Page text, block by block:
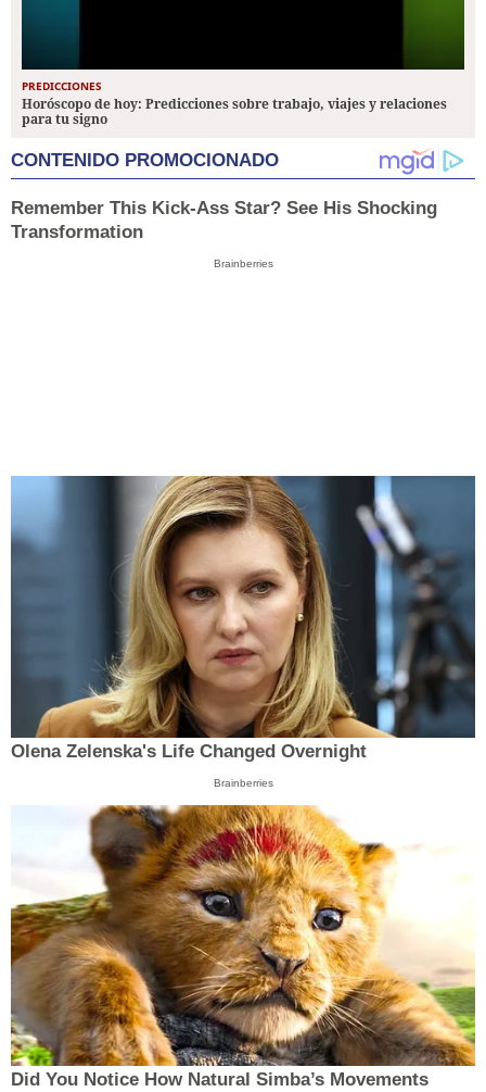
PREDICCIONES
Horóscopo de hoy: Predicciones sobre trabajo, viajes y relaciones
para tu signo
CONTENIDO PROMOCIONADO
Remember This Kick-Ass Star? See His Shocking
Transformation
Brainberries
Olena Zelenska's Life Changed Overnight
Brainberries
Did You Notice How Natural Simba’s Movements